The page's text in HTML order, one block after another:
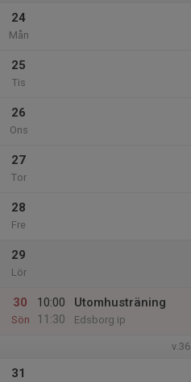
24
Mån
25
Tis
26
Ons
27
Tor
28
Fre
29
Lör
30
Sön
10:00
11:30
Utomhusträning
Edsborg ip
v.36
31